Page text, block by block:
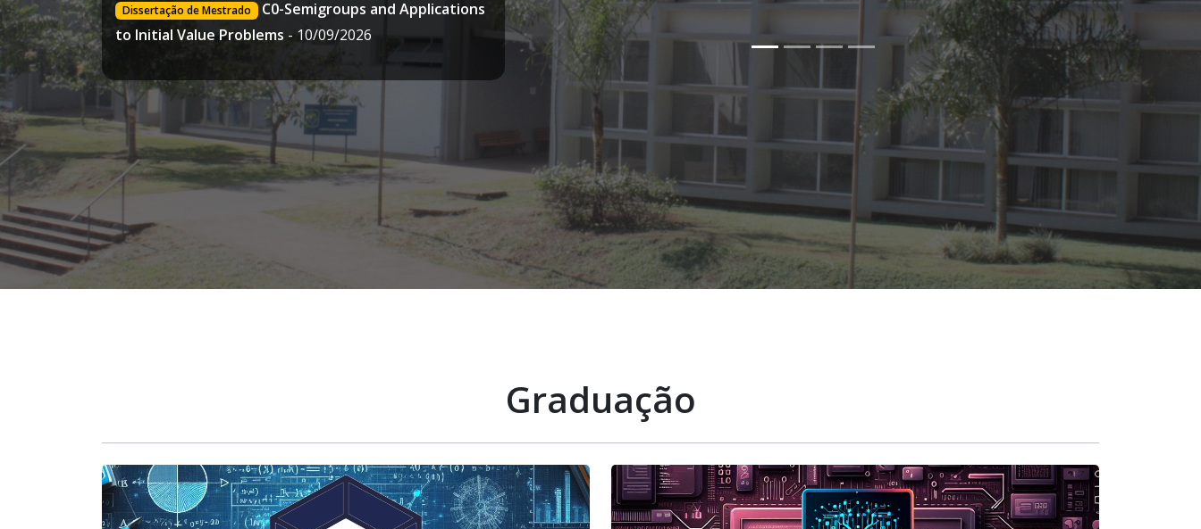
Dissertação de Mestrado
C0-Semigroups and Applications
to Initial Value Problems - 10/09/2026
Horário:10:00
Local:Videoconferência
Mais informações
Anterior Próximo
Graduação